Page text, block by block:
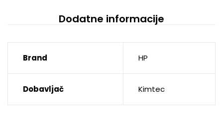
Dodatne informacije
Brand HP
Dobavljač Kimtec